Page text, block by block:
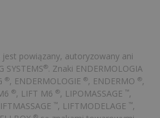
jest powiązany, autoryzowany ani
SYSTEMS®. Znaki ENDERMOLOGIA
®, ENDERMOLOGIE ®, ENDERMO ®,
®, LIFT M6 ®, LIPOMASSAGE ™,
™, LIFTMODELAGE ™,